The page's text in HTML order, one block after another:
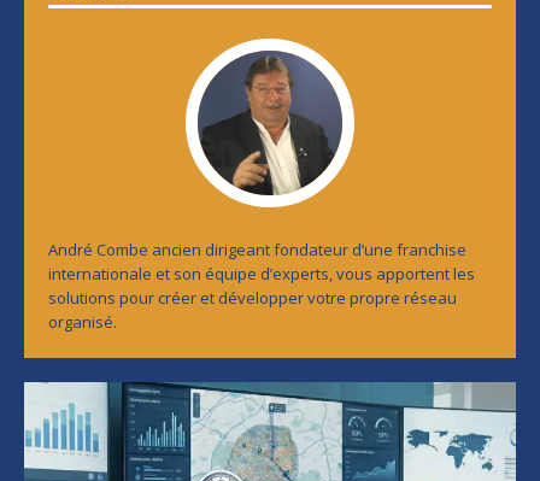
André Combe ancien dirigeant fondateur d’une franchise
internationale et son équipe d’experts, vous apportent les
solutions pour créer et développer votre propre réseau
organisé.